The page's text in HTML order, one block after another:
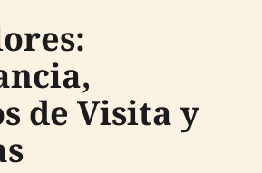
de Visita y